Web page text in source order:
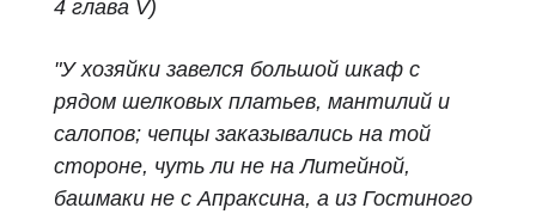
4 глава V)
"У хозяйки завелся большой шкаф с
рядом шелковых платьев, мантилий и
салопов; чепцы заказывались на той
стороне, чуть ли не на Литейной,
башмаки не с Апраксина, а из Гостиного